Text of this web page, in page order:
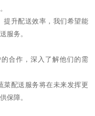
提升配送效率，我们希望能
服务。
合作，深入了解他们的需
菜配送服务将在未来发挥更
保障。